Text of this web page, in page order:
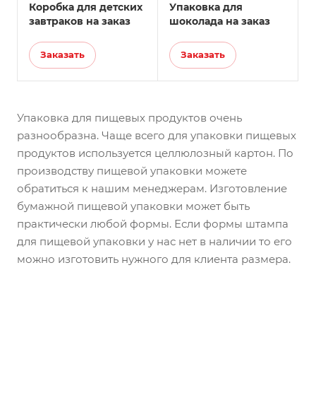
Коробка для детских
завтраков на заказ
Заказать
Упаковка для
шоколада на заказ
Заказать
Упаковка для пищевых продуктов очень
разнообразна. Чаще всего для упаковки пищевых
продуктов используется целлюлозный картон. По
производству пищевой упаковки можете
обратиться к нашим менеджерам. Изготовление
бумажной пищевой упаковки может быть
практически любой формы. Если формы штампа
для пищевой упаковки у нас нет в наличии то его
можно изготовить нужного для клиента размера.